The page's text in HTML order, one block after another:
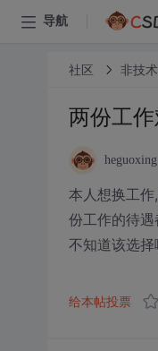
导航
社区 非技
两份工
heguoxing
本人想换工
份工作的待
不知道该选择
给本帖投票